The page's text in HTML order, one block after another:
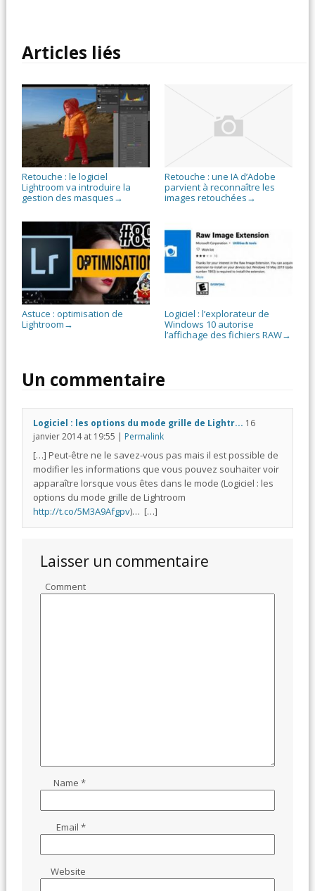
Articles liés
Retouche : le logiciel
Lightroom va introduire la
gestion des masques →
Retouche : une IA d’Adobe
parvient à reconnaître les
images retouchées →
Astuce : optimisation de
Lightroom →
Logiciel : l’explorateur de
Windows 10 autorise
l’affichage des fichiers RAW→
Un commentaire
Logiciel : les options du mode grille de Lightr... 16
janvier 2014at 19:55 | Permalink
[…] Peut-être ne le savez-vous pas mais il est possible de
modifier les informations que vous pouvez souhaiter voir
apparaître lorsque vous êtes dans le mode (Logiciel : les
options du mode grille de Lightroom
http://t.co/5M3A9Afgpv)… […]
Laisser un commentaire
Comment
Name*
Email*
Website